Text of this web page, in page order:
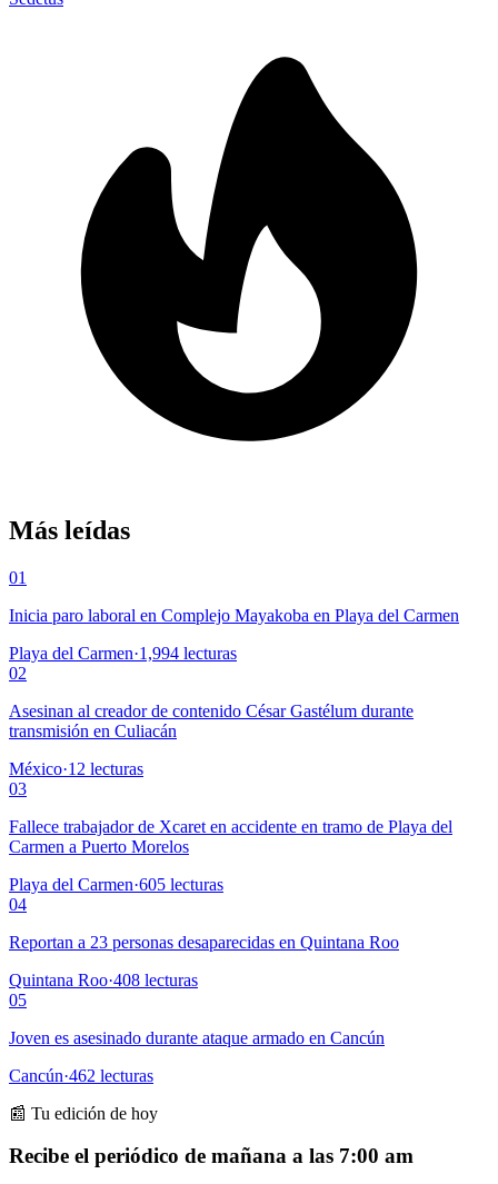
Más leídas
01
Inicia paro laboral en Complejo Mayakoba en Playa del Carmen
Playa del Carmen·1,994 lecturas
02
Asesinan al creador de contenido César Gastélum durante
transmisión en Culiacán
México·12 lecturas
03
Fallece trabajador de Xcaret en accidente en tramo de Playa del
Carmen a Puerto Morelos
Playa del Carmen·605 lecturas
04
Reportan a 23 personas desaparecidas en Quintana Roo
Quintana Roo·408 lecturas
05
Joven es asesinado durante ataque armado en Cancún
Cancún·462 lecturas
📰 Tu edición de hoy
Recibe el periódico de mañana a las 7:00 am